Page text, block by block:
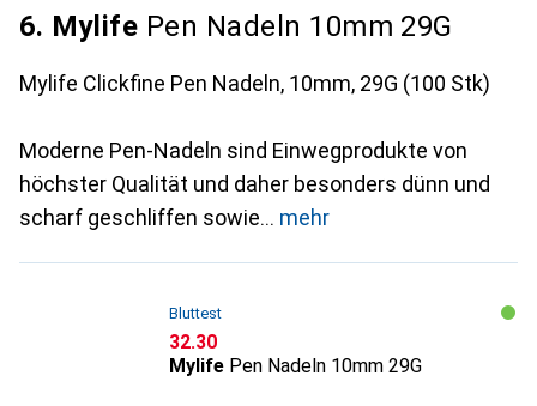
6. Mylife Pen Nadeln 10mm 29G
Mylife Clickfine Pen Nadeln, 10mm, 29G (100 Stk)
Moderne Pen-Nadeln sind Einwegprodukte von
höchster Qualität und daher besonders dünn und
scharf geschliffen sowie
mehr
Bluttest
CHF
32.30
Mylife Pen Nadeln 10mm 29G